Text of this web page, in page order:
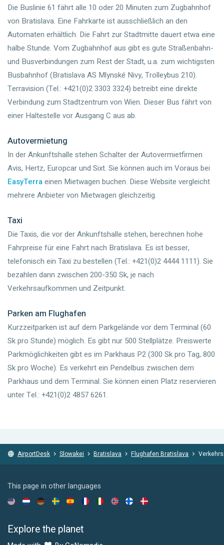
Die Buslinie 61 fährt alle 10 oder 20 Minuten zum Zugbahnhof
von Bratislava. Eine Fahrkarte ist ausschließlich an den
Automaten erhältlich. Die Fahrt zur Stadtmitte dauert etwa eine
halbe Stunde. Vom Zugbahnhof aus gibt es gute Straßenbahn-
und Busverbindungen zum Rest der Stadt, u.a. zum wichtigsten
Busbahnhof (Bratislava AS Mlynské Nivy, Trolleybus 210).
Terravision (Tel.: +421(0)2 3303 3324) betreibt eine direkte
Verbindung zum Stadtzentrum von Wien. Dieser Bus fährt von
einer Haltestelle vor Ausgang C aus ab.
Autovermietung
In der Ankunftshalle stehen Schalter der Autovermietfirmen
Avis, Hertz, Europcar und Sixt. Sie können auch im Voraus bei
EasyTerraeinen Mietwagen buchen. Diese Website vergleicht
mehrere Anbieter von Mietwagen gleichzeitig.
Taxi
Die Taxis, die vor der Ankunftshalle stehen, berechnen hohe
Fahrpreise für eine Fahrt nach Bratislava. Es ist besser,
telefonisch ein Taxi zu bestellen (Tel.: +421(0)2 4444 1111). Sie
bezahlen dann zwischen 200-350 Sk, je nach
Verkehrsaufkommen und Zeitpunkt.
Parken am Flughafen
Kurzzeitparken ist auf dem Parkgelände vor dem Terminal (60
Sk pro Stunde) möglich. Es gibt nur 500 Stellplätze. Preiswerte
Parkmöglichkeiten gibt es im Parkhaus P2 (300 Sk pro Tag, 800
Sk pro Woche). Es verkehrt ein Pendelbus zwischen dem
Parkhaus und dem Terminal. Sie können einen Platz reservieren
unter Tel.: +421(0)2 4857 6261.
AirportDesk Slowakei Bratislava Flughafen Bratislava
This page in other languages
Explore the planet